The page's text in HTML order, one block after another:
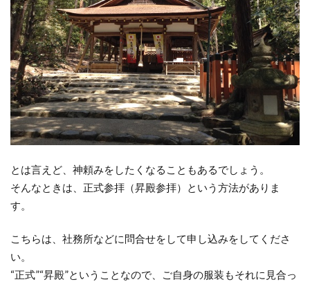
とは言えど、神頼みをしたくなることもあるでしょう。
そんなときは、正式参拝（昇殿参拝）という方法がありま
す。
こちらは、社務所などに問合せをして申し込みをしてくださ
い。
“正式”“昇殿”ということなので、ご自身の服装もそれに見合っ